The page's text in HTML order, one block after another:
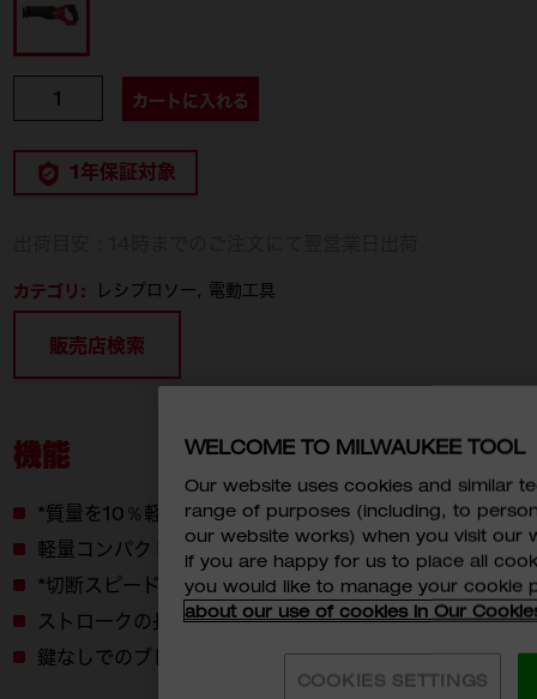
カートに入れる
1年保証対象
カテゴリ: レシプロソー 電動工具
販売店検索
機能
*質量を10％軽量化（前モデル比）
軽量コンパクト設計
*切断スピード大幅アップ（前モデル比）
ストロークの長さを増やすことで生産性が向上します。
鍵なしでのブレード交換が可能
WELCOME TO MILWAUKEE TOOL
Our website uses cookies and similar
range of purposes (including, to
our website works) when you visit our
if you are happy for us to place all
you would like to manage your cookie
about our use of cookies in Our
COOKIES SETTINGS